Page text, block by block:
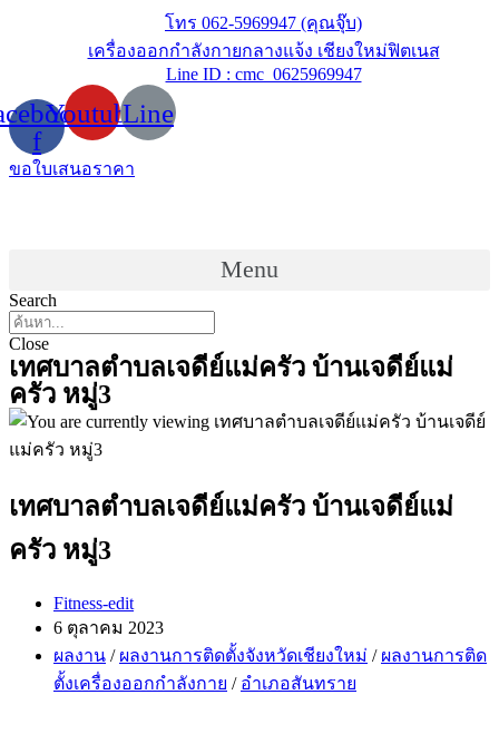
โทร 062-5969947 (คุณจุ๊บ)
เครื่องออกกำลังกายกลางแจ้ง เชียงใหม่ฟิตเนส
Line ID : cmc_0625969947
f
YoutubeLine
ขอใบเสนอราคา
Menu
Search
Close
เทศบาลตำบลเจดีย์แม่ครัว บ้านเจดีย์แม่
ครัว หมู่3
เทศบาลตำบลเจดีย์แม่ครัว บ้านเจดีย์แม่
ครัว หมู่3
Post
author:
Fitness-edit
Post
published:
6 ตุลาคม 2023
Post
category:
ผลงาน / ผลงานการติดตั้งจังหวัดเชียงใหม่ / ผลงานการติด
ตั้งเครื่องออกกำลังกาย / อำเภอสันทราย